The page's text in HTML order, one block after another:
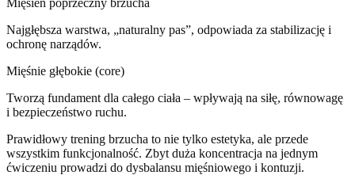
Najgłębsza warstwa, „naturalny pas”, odpowiada za stabilizację i
ochronę narządów.
Mięśnie głębokie (core)
Tworzą fundament dla całego ciała – wpływają na siłę, równowagę
i bezpieczeństwo ruchu.
Prawidłowy trening brzucha to nie tylko estetyka, ale przede
wszystkim funkcjonalność. Zbyt duża koncentracja na jednym
ćwiczeniu prowadzi do dysbalansu mięśniowego i kontuzji.